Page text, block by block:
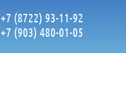
+7 (8722) 93-11-92
+7 (903) 480-01-05